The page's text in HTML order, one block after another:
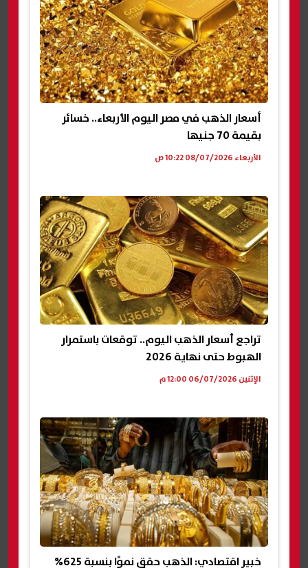
أسعار الذهب في مصر اليوم الأربعاء.. خسائر
بقيمة 70 جنيها
الأربعاء 08/07/2026 10:22 ص
تراجع أسعار الذهب اليوم.. توقعات باستمرار
الهبوط حتى نهاية 2026
الإثنين 06/07/2026 12:00 م
خبير اقتصادي: الذهب حقق نموًا بنسبة 625%